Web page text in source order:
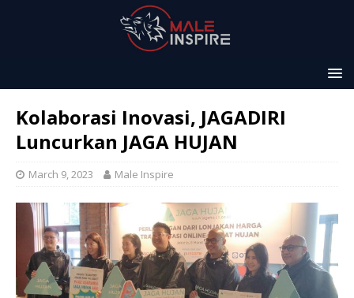
Kolaborasi Inovasi, JAGADIRI
Luncurkan JAGA HUJAN
March 9, 2023 Male Inspire